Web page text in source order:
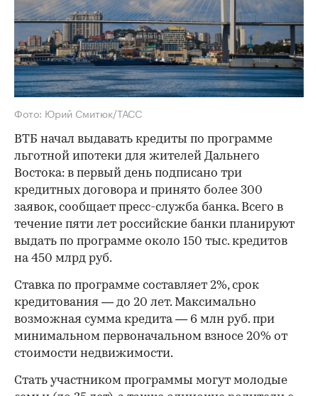
Фото: Юрий Смитюк/ТАСС
ВТБ начал выдавать кредиты по программе
льготной ипотеки для жителей Дальнего
Востока: в первый день подписано три
кредитных договора и принято более 300
заявок, сообщает пресс-служба банка. Всего в
течение пяти лет российские банки планируют
выдать по программе около 150 тыс. кредитов
на 450 млрд руб.
Ставка по программе составляет 2%, срок
кредитования — до 20 лет. Максимально
возможная сумма кредита — 6 млн руб. при
минимальном первоначальном взносе 20% от
стоимости недвижимости.
Стать участником программы могут молодые